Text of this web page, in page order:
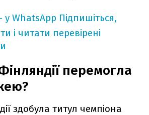
у WhatsApp Підпишіться,
і читати перевірені
перемогла
здобула титул чемпіона